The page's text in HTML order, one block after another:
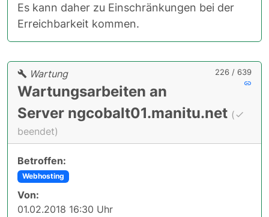
Es kann daher zu Einschränkungen bei der
Erreichbarkeit kommen.
226 / 639
Wartung
Wartungsarbeiten an
Server ngcobalt01.manitu.net (
beendet)
Betroffen:
Webhosting
Von:
01.02.2018 16:30 Uhr